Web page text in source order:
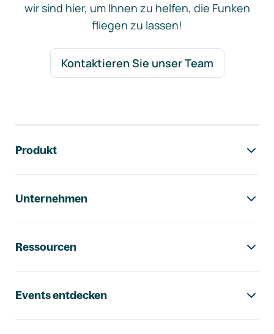
wir sind hier, um Ihnen zu helfen, die Funken
fliegen zu lassen!
Kontaktieren Sie unser Team
Produkt
Unternehmen
Ressourcen
Events entdecken